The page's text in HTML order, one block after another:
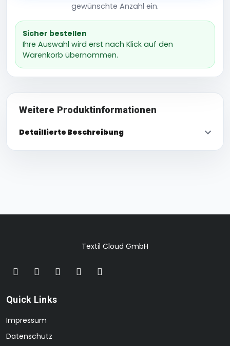
gewünschte Anzahl ein.
Sicher bestellen
Ihre Auswahl wird erst nach Klick auf den
Warenkorb übernommen.
Weitere Produktinformationen
Detaillierte Beschreibung
Textil Cloud GmbH
Quick Links
Impressum
Datenschutz